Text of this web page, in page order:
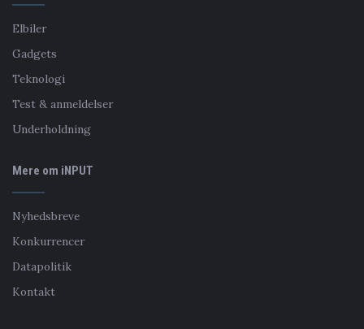
Elbiler
Gadgets
Teknologi
Test & anmeldelser
Underholdning
Mere om iNPUT
Nyhedsbreve
Konkurrencer
Datapolitik
Kontakt